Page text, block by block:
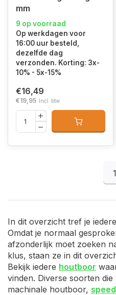
mm
9 op voorraad
Op werkdagen voor
16:00 uur besteld,
dezelfde dag
verzonden. Korting: 3x-
10% - 5x-15%
€16,49
€19,95 Incl. btw
1
In dit overzicht tref je
Omdat je normaal
afzonderlijk moet zoeken
klus, staan ze in dit
Bekijk iedere houtboor
vinden. Diverse soorten die
machinale houtboor,